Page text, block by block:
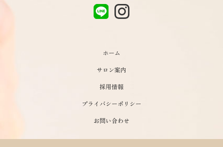
ホーム
サロン案内
採用情報
プライバシーポリシー
お問い合わせ